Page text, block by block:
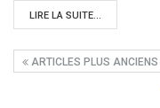
LIRE LA SUITE...
ARTICLES PLUS ANCIENS